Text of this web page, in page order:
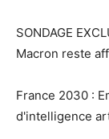
SONDAGE
Macron reste
France 2030 :
d'intelligence